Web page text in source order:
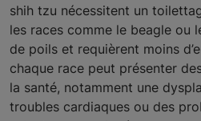
shih tzu nécessitent un
les races comme le beagle ou
de poils et requièrent moins
chaque race peut présenter
la santé, notamment une
troubles cardiaques ou des